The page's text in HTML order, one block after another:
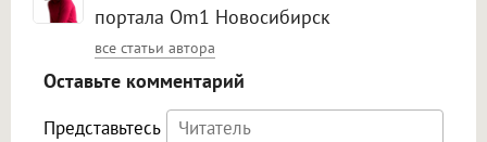
портала Om1 Новосибирск
все статьи автора
Оставьте комментарий
Представьтесь